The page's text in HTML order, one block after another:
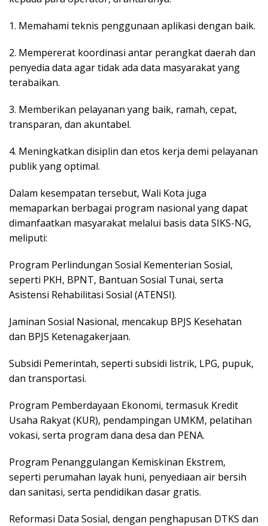
1. Memahami teknis penggunaan aplikasi dengan baik.
2. Mempererat koordinasi antar perangkat daerah dan
penyedia data agar tidak ada data masyarakat yang
terabaikan.
3. Memberikan pelayanan yang baik, ramah, cepat,
transparan, dan akuntabel.
4. Meningkatkan disiplin dan etos kerja demi pelayanan
publik yang optimal.
Dalam kesempatan tersebut, Wali Kota juga
memaparkan berbagai program nasional yang dapat
dimanfaatkan masyarakat melalui basis data SIKS-NG,
meliputi:
Program Perlindungan Sosial Kementerian Sosial,
seperti PKH, BPNT, Bantuan Sosial Tunai, serta
Asistensi Rehabilitasi Sosial (ATENSI).
Jaminan Sosial Nasional, mencakup BPJS Kesehatan
dan BPJS Ketenagakerjaan.
Subsidi Pemerintah, seperti subsidi listrik, LPG, pupuk,
dan transportasi.
Program Pemberdayaan Ekonomi, termasuk Kredit
Usaha Rakyat (KUR), pendampingan UMKM, pelatihan
vokasi, serta program dana desa dan PENA.
Program Penanggulangan Kemiskinan Ekstrem,
seperti perumahan layak huni, penyediaan air bersih
dan sanitasi, serta pendidikan dasar gratis.
Reformasi Data Sosial, dengan penghapusan DTKS dan